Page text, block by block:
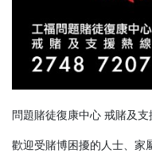
問題賭徒復康中心 戒賭及支
歡迎受賭博困擾的人士、家